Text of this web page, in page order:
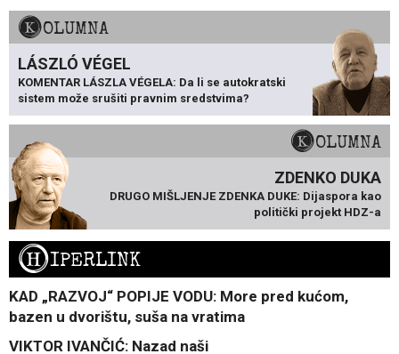
KOLUMNA
LÁSZLÓ VÉGEL
KOMENTAR LÁSZLA VÉGELA: Da li se autokratski
sistem može srušiti pravnim sredstvima?
KOLUMNA
ZDENKO DUKA
DRUGO MIŠLJENJE ZDENKA DUKE: Dijaspora kao
politički projekt HDZ-a
HIPERLINK
KAD „RAZVOJ“ POPIJE VODU: More pred kućom,
bazen u dvorištu, suša na vratima
VIKTOR IVANČIĆ: Nazad naši